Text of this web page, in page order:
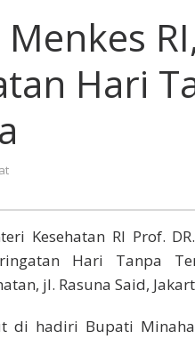
Bupati
CEP
Hadiri
Peringatan
Tanpa
Tembakau
Hari
Kesehatan RI Prof.
Hari Tanpa
jl. Rasuna Said,
di hadiri Bupati